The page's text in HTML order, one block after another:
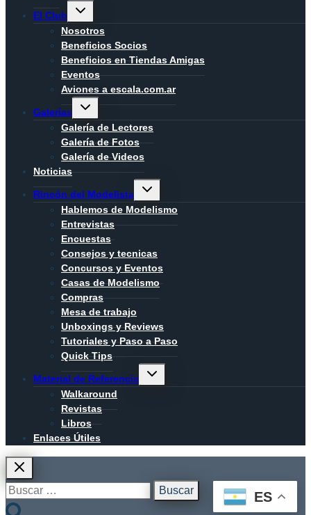
ES
El Club
Alternar
menú
hijo
Nosotros
Beneficios Socios
Beneficios en Tiendas Amigas
Eventos
Aviones a escala.com.ar
Galerías
Alternar
menú
hijo
Galería de Lectores
Galería de Fotos
Galería de Videos
Noticias
Rincón del Modelista
Alternar
menú
hijo
Hablemos de Modelismo
Entrevistas
Encuestas
Consejos y tecnicas
Concursos y Eventos
Casas de Modelismo
Compras
Mesa de trabajo
Unboxings y Reviews
Tutoriales y Paso a Paso
Quick Tips
Material de Referencia
Alternar
menú
Walkaround
Revistas
Libros
Enlaces Útiles
Buscar: